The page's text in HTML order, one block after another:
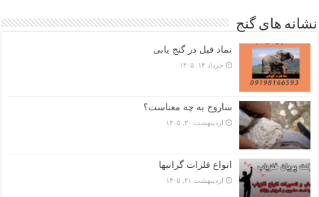
نشانه های گنج
نماد فیل در گنج یابی
خرداد ۱۳, ۱۴۰۵
ساروج به چه معناست؟
اردیبهشت ۳۰, ۱۴۰۵
انواع فلزات گرانبها
اردیبهشت ۲۱, ۱۴۰۵